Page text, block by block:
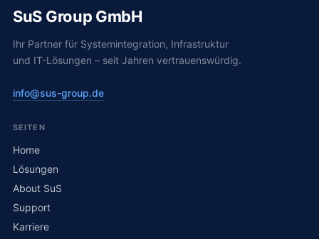
SuS Group GmbH
Ihr Partner für Systemintegration, Infrastruktur
und IT-Lösungen – seit Jahren vertrauenswürdig.
info@sus-group.de
SEITEN
Home
Lösungen
About SuS
Support
Karriere